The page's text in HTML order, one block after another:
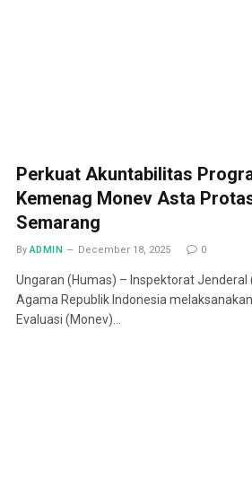
Perkuat Akuntabilitas
Kemenag Monev Asta
Semarang
By ADMIN December 18, 2025 0
Ungaran (Humas) – Inspektorat Jenderal
Agama Republik Indonesia
Evaluasi (Monev)…